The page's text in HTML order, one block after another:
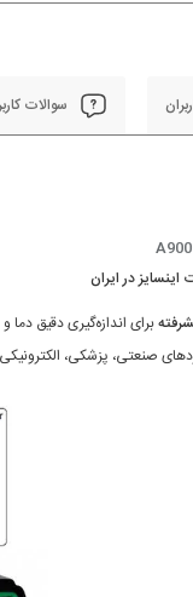
سوالات
در ایران
برای اندازه‌گیری دقیق
صنعتی، پزشکی،